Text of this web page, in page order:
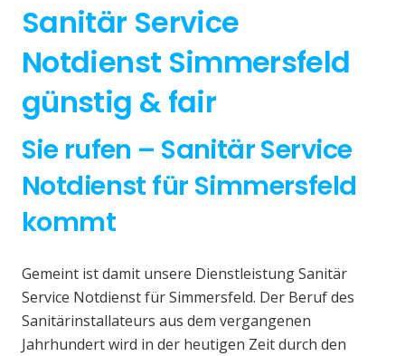
Sanitär Service
Notdienst Simmersfeld
günstig & fair
Sie rufen – Sanitär Service
Notdienst für Simmersfeld
kommt
Gemeint ist damit unsere Dienstleistung Sanitär
Service Notdienst für Simmersfeld. Der Beruf des
Sanitärinstallateurs aus dem vergangenen
Jahrhundert wird in der heutigen Zeit durch den